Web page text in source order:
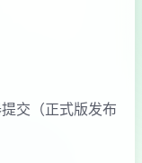
交（正式版发布